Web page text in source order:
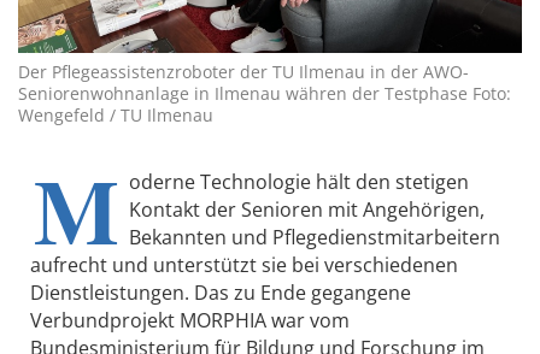
Der Pflegeassistenzroboter der TU Ilmenau in der AWO-
Seniorenwohnanlage in Ilmenau währen der Testphase Foto:
Wengefeld / TU Ilmenau
M oderne Technologie hält den stetigen
Kontakt der Senioren mit Angehörigen,
Bekannten und Pflegedienstmitarbeitern
aufrecht und unterstützt sie bei verschiedenen
Dienstleistungen. Das zu Ende gegangene
Verbundprojekt MORPHIA war vom
Bundesministerium für Bildung und Forschung im